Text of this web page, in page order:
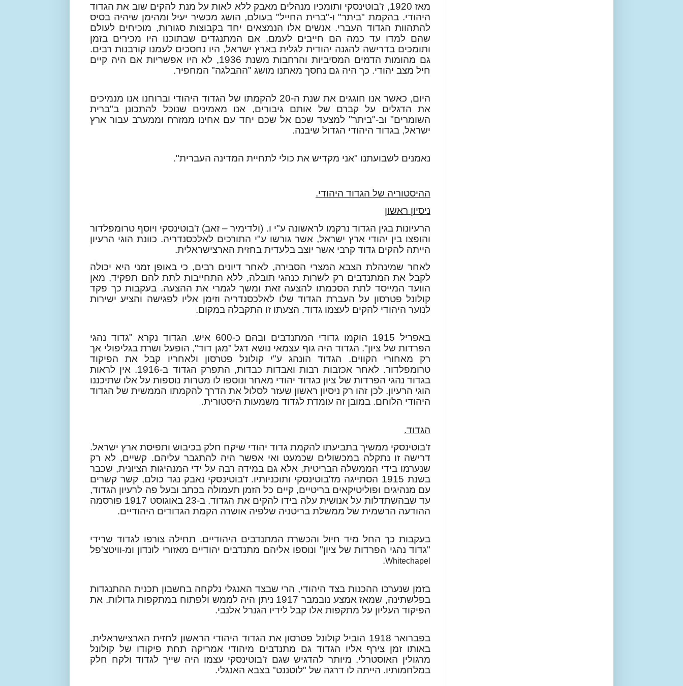
מאז 1920, ז'בוטינסקי ותומכיו מנהלים מאבק ללא לאות על מנת להקים שוב את הגדוד
היהודי. בהקמת "ביתר" ו-"ברית החייל" בעולם, הושג מכשיר יעיל ומהימן שיהיה בסיס
להתהוות הגדוד העברי. אנשים אלו הנמצאים יחד בקבוצות סגורות, מוכיחים לעולם
שהם למדו עד כמה הם חייבים לעמם. אם המתנגדים שבתוכנו היו מכירים בזמן
ותומכים בדרישה להגנה יהודית לגלית בארץ ישראל, היו נחסכים לעמנו קורבנות רבים.
גם מהומות הדמים המסיביות והרחבות משנת 1936, לא היו אפשריות אם היה קיים
חיל מצב יהודי. כך היה גם נחסך מאתנו מושג "ההבלגה" המחפיר.
היום, כאשר אנו חוגגים את שנת ה-20 להקמתו של הגדוד היהודי וברוחנו אנו מנמיכים
את הדגלים על קברם של אותם גיבורים, אנו מאמינים שנוכל להתכונן ב"ברית
השומרים" וב-"ביתר" למצעד שכם אל שכם יחד עם אחינו ממזרח וממערב עבור ארץ
ישראל, בגדוד היהודי הגדול שיבנה.
נאמנים לשבועתנו "אני מקדיש את כולי לתחיית המדינה העברית".
ההיסטוריה של הגדוד היהודי.
ניסיון ראשון
הרעיונות בגין הגדוד נרקמו לראשונה ע"י ו. (ולדימיר – זאב) ז'בוטינסקי ויוסף טרומפלדור
והופצו בין יהודי ארץ ישראל, אשר גורשו ע"י התורכים לאלכסנדריה. כוונת הוגי הרעיון
הייתה להקים גדוד קרבי אשר יוצב בלעדית בחזית הארצישראלית.
לאחר שמינהלת הצבא המצרי הסבירה, לאחר דיונים רבים, כי באופן זמני היא יכולה
לקבל את המתנדבים רק לשרות כנהגי תובלה, ללא התחייבות לתת להם תפקיד, מאן
הוועד המייסד לתת הסכמתו להצעה זאת ומשך לגמרי את ההצעה. בעקבות כך פקד
קולונל פטרסון על העברת הגדוד שלו לאלכסנדריה וזימן אליו לפגישה והציע ישירות
לנוער היהודי להקים לעצמו גדוד. הצעתו זו התקבלה במקום.
באפריל 1915 הוקמו גדודי המתנדבים ובהם כ-600 איש. הגדוד נקרא "גדוד נהגי
הפרדות של ציון". הגדוד היה גוף עצמאי נושא דגל "מגן דוד", הופעל ושרת בגליפולי אך
רק מאחורי הקווים. הגדוד הונהג ע"י קולונל פטרסון ולאחריו קבל את הפיקוד
טרומפלדור. לאחר אכזבות רבות ואבדות כבדות, התפרק הגדוד ב-1916. אין לראות
בגדוד נהגי הפרדות של ציון כגדוד יהודי מאחר ונוספו לו מטרות נוספות על אלו שתיכננו
הוגי הרעיון. לכן זהו רק ניסיון ראשון שעזר לסלול את הדרך להקמתו הממשית של הגדוד
היהודי הלוחם. במובן זה עומדת לגדוד משמעות היסטורית.
הגדוד.
ז'בוטינסקי ממשיך בתביעתו להקמת גדוד יהודי שיקח חלק בכיבוש ותפיסת ארץ ישראל.
דרישה זו נתקלה במכשולים שכמעט ואי אפשר היה להתגבר עליהם. קשיים, לא רק
שנערמו בידי הממשלה הבריטית, אלא גם במידה רבה על ידי המנהיגות הציונית, שכבר
בשנת 1915 הסתייגה מז'בוטינסקי ותוכניותיו. ז'בוטינסקי נאבק נגד כולם, קשר קשרים
עם מנהיגים ופוליטיקאים בריטיים, קיים כל הזמן תעמולה בכתב ובעל פה לרעיון הגדוד,
עד שבהשתדלות על אנושית עלה בידו להקים את הגדוד. ב-23 באוגוסט 1917 פורסמה
ההודעה הרשמית של ממשלת בריטניה שלפיה אושרה הקמת הגדודים היהודיים.
בעקבות כך החל מיד חיול והכשרת המתנדבים היהודיים. תחילה צורפו לגדוד שרידי
"גדוד נהגי הפרדות של ציון" ונוספו אליהם מתנדבים יהודיים מאזורי לונדון ומ-וויטצ'פל
Whitechapel
.
בזמן שנערכו ההכנות בצד היהודי, הרי שבצד האנגלי נלקחה בחשבון תכנית ההתנגדות
בפלשתינה, שמאז אמצע נובמבר 1917 ניתן היה לממש ולפתוח במתקפות גדולות. את
הפיקוד העליון על מתקפות אלו קבל לידיו הגנרל אלנבי.
בפברואר 1918 הוביל קולונל פטרסון את הגדוד היהודי הראשון לחזית הארצישראלית.
באותו זמן צירף אליו הגדוד גם מתנדבים מיהודי אמריקה תחת פיקודו של קולונל
מרגולין האוסטרלי. מיותר להדגיש שגם ז'בוטינסקי עצמו היה שייך לגדוד ולקח חלק
במלחמותיו. הייתה לו דרגה של "לוטננט" בצבא האנגלי.